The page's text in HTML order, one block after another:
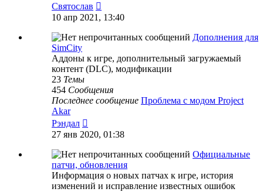
Святослав
к
сообщению
10 апр 2021, 13:40
Дополнения для
SimCity
Аддоны к игре, дополнительный загружаемый
контент (DLC), модификации
23 Темы
454 Сообщения
Последнее сообщение Проблема с модом Project
Akar
Рэндал
к
сообщению
27 янв 2020, 01:38
Официальные
патчи, обновления
Информация о новых патчах к игре, история
изменений и исправление известных ошибок